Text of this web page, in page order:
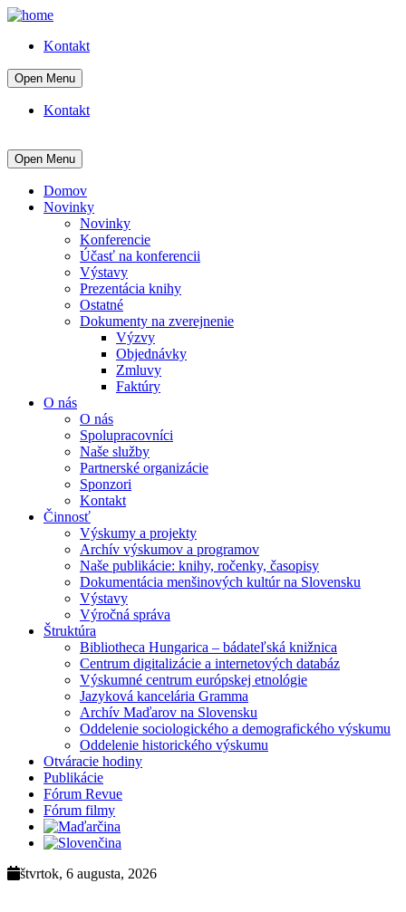
Kontakt
Open Menu
Kontakt
Open Menu
Domov
Novinky
Novinky
Konferencie
Účasť na konferencii
Výstavy
Prezentácia knihy
Ostatné
Dokumenty na zverejnenie
Výzvy
Objednávky
Zmluvy
Faktúry
O nás
O nás
Spolupracovníci
Naše služby
Partnerské organizácie
Sponzori
Kontakt
Činnosť
Výskumy a projekty
Archív výskumov a programov
Naše publikácie: knihy, ročenky, časopisy
Dokumentácia menšinových kultúr na Slovensku
Výstavy
Výročná správa
Štruktúra
Bibliotheca Hungarica – bádateľská knižnica
Centrum digitalizácie a internetových databáz
Výskumné centrum európskej etnológie
Jazyková kancelária Gramma
Archív Maďarov na Slovensku
Oddelenie sociologického a demografického výskumu
Oddelenie historického výskumu
Otváracie hodiny
Publikácie
Fórum Revue
Fórum filmy
štvrtok, 6 augusta, 2026